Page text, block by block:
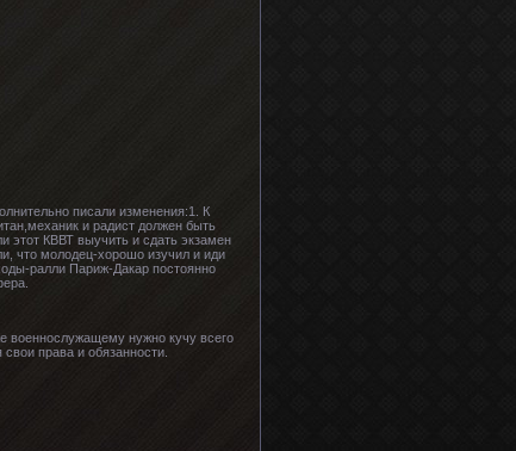
писали изменения:1. К
и радист должен быть
этот КВВТ выучить и сдать экзамен
что молодец-хорошо изучил и иди
ралли Париж-Дакар постоянно
военнослужащему нужно кучу всего
права и обязанности.